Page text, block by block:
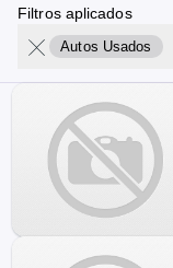
Filtros aplicados
Autos Usados